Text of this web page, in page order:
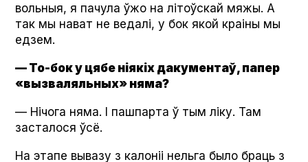
вольныя, я пачула ўжо на літоўскай мяжы. А
так мы нават не ведалі, у бок якой краіны мы
едзем.
— То-бок у цябе ніякіх дакументаў, папер
«вызваляльных» няма?
— Нічога няма. І пашпарта ў тым ліку. Там
засталося ўсё.
На этапе вывазу з калоніі нельга было браць з